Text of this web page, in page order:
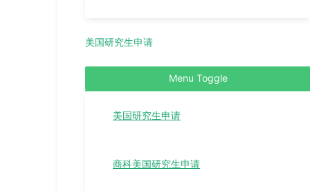
美国研究生申请
Menu Toggle
美国研究生申请
商科美国研究生申请